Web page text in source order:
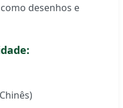
desenhos e